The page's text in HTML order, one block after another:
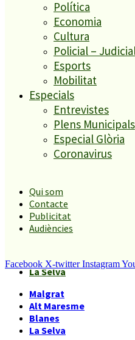
Política
Economia
Cultura
Policial –
Esports
Mobilitat
Especials
Entrevistes
Plens Municipals
Especial Glòria
Coronavirus
Qui som
Contacte
Publicitat
Audiències
Facebook X-twitter Instagram
Es presenten 17
del carrer Passada
Malgrat de Mar inicia els
l’aparcament regulat al
Àmbits geogràfics
Malgrat
Blanes
La Selva
Malgrat
Alt Maresme
Blanes
La Selva